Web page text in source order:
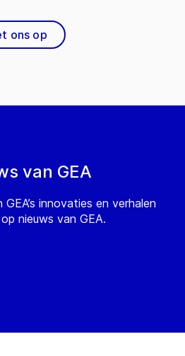
van GEA
innovaties en verhalen
nieuws van GEA.
ons op